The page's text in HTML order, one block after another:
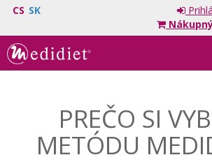
CS SK
PREČO SI
METÓDU